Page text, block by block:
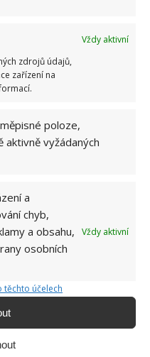
Vždy aktivní
zdrojů údajů,
zařízení na
poloze,
aktivně vyžádaných
a
chyb,
a obsahu,
osobních
Vždy aktivní
těchto účelech
OCET
octem v hlavní roli rozzáří
ho smíchat s vodou
unikátních švédských